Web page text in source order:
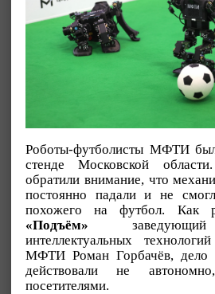
Роботы-футболисты МФТИ
стенде Московской
обратили внимание, что
постоянно падали и не
похожего на футбол. Как
«Подъём» заведующий
интеллектуальных
МФТИ Роман Горбачёв, дело
действовали не
посетителями.